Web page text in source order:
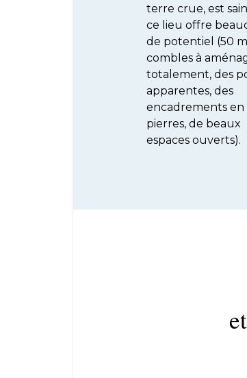
terre crue, est
ce lieu offre
de potentiel (50
combles à
totalement, des
apparentes, des
encadrements en
pierres, de beaux
espaces ouverts).